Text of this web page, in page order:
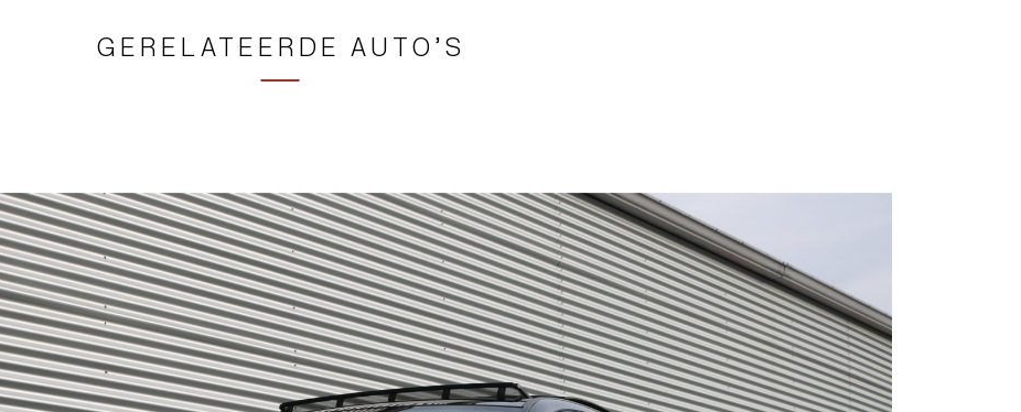
GERELATEERDE AUTO’S